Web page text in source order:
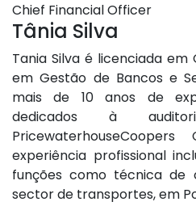
Chief Financial Officer
Tânia Silva
Tania Silva é licenciada
em Gestão de Bancos e
mais de 10 anos de
dedicados à
experiência profissional
funções como técnica de
sector de transportes, em